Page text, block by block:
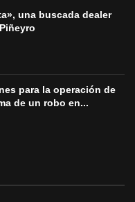
una buscada dealer
para la operación de
de un robo en...